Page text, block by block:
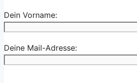
Dein Vorname:
Deine Mail-Adresse: